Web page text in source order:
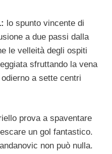
lo spunto vincente di
a due passi dalla
le velleità degli ospiti
sfruttando la vena
a sette centri
prova a spaventare
un gol fantastico.
non può nulla.